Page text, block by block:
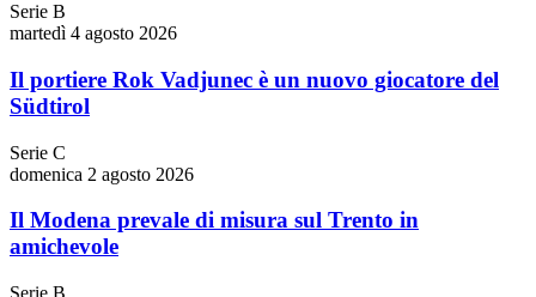
Serie B
martedì 4 agosto 2026
Il portiere Rok Vadjunec è un nuovo giocatore del
Südtirol
Serie C
domenica 2 agosto 2026
Il Modena prevale di misura sul Trento in
amichevole
Serie B